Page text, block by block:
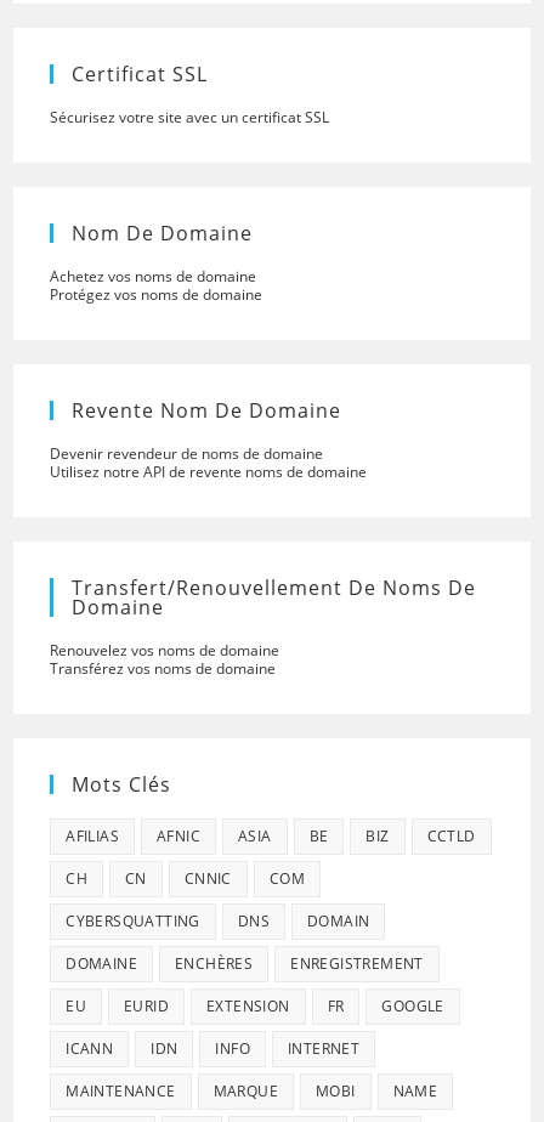
Certificat SSL
Sécurisez votre site avec un certificat SSL
Nom De Domaine
Achetez vos noms de domaine
Protégez vos noms de domaine
Revente Nom De Domaine
Devenir revendeur de noms de domaine
Utilisez notre API de revente noms de domaine
Transfert/renouvellement De Noms De
Domaine
Renouvelez vos noms de domaine
Transférez vos noms de domaine
Mots Clés
AFILIAS AFNIC ASIA BE BIZ CCTLD
CH CN CNNIC COM
CYBERSQUATTING DNS DOMAIN
DOMAINE ENCHÈRES ENREGISTREMENT
EU EURID EXTENSION FR GOOGLE
ICANN IDN INFO INTERNET
MAINTENANCE MARQUE MOBI NAME